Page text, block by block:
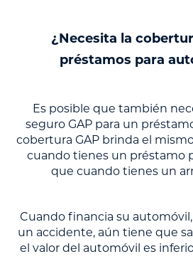
¿Necesita la
préstamos para
Es posible que también
seguro GAP para un
cobertura GAP brinda el
cuando tienes un préstamo
que cuando tienes un
Cuando financia su
un accidente, aún tiene que
el valor del automóvil es